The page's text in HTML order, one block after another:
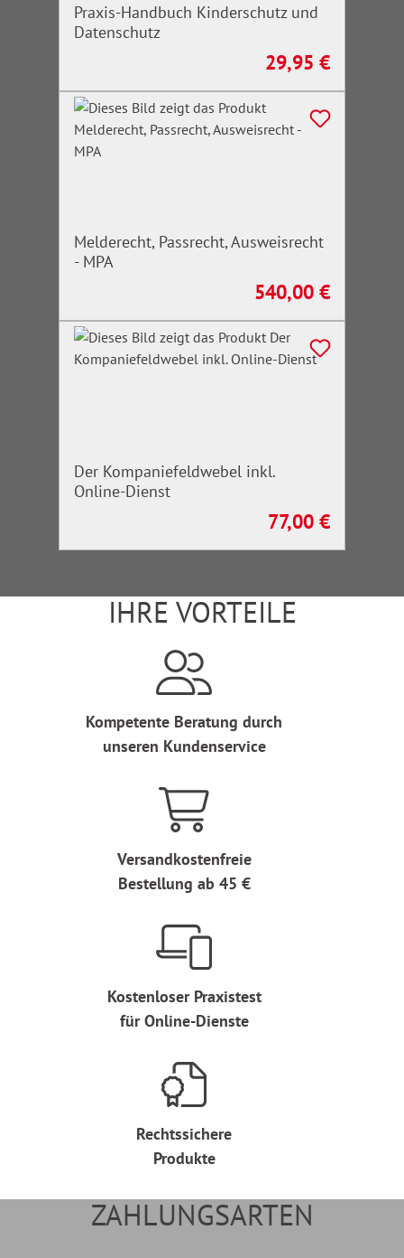
Praxis-Handbuch Kinderschutz und
Datenschutz
Regulärer Preis:
29,95 €
Melderecht, Passrecht, Ausweisrecht
- MPA
Regulärer Preis:
540,00 €
Der Kompaniefeldwebel inkl.
Online-Dienst
Regulärer Preis:
77,00 €
IHRE VORTEILE
Kompetente Beratung durch
unseren Kundenservice
Versandkostenfreie
Bestellung ab 45 €
Kostenloser Praxistest
für Online-Dienste
Rechtssichere
Produkte
ZAHLUNGSARTEN